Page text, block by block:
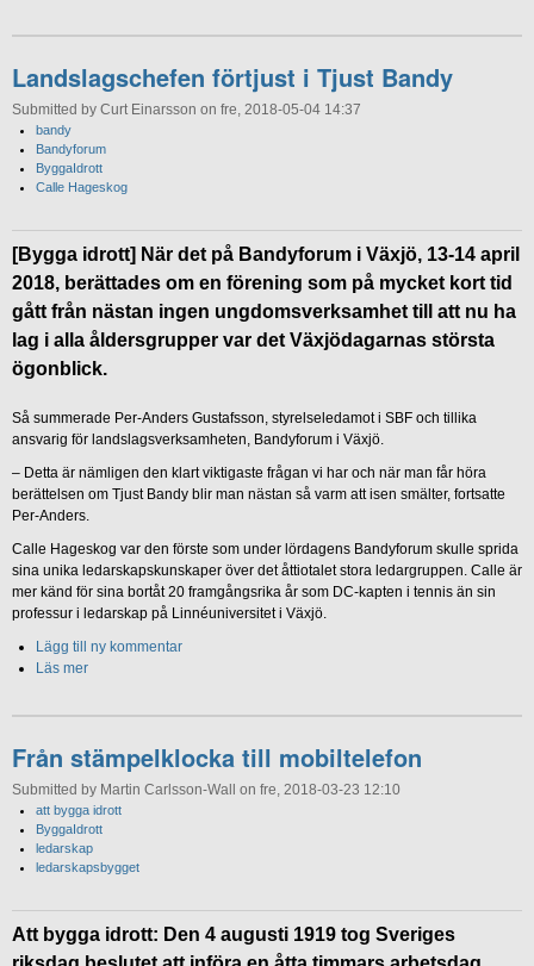
Landslagschefen förtjust i Tjust Bandy
Submitted by Curt Einarsson on fre, 2018-05-04 14:37
bandy
Bandyforum
ByggaIdrott
Calle Hageskog
[Bygga idrott] När det på Bandyforum i Växjö, 13-14 april
2018, berättades om en förening som på mycket kort tid
gått från nästan ingen ungdomsverksamhet till att nu ha
lag i alla åldersgrupper var det Växjödagarnas största
ögonblick.
Så summerade Per-Anders Gustafsson, styrelseledamot i SBF och tillika
ansvarig för landslagsverksamheten, Bandyforum i Växjö.
– Detta är nämligen den klart viktigaste frågan vi har och när man får höra
berättelsen om Tjust Bandy blir man nästan så varm att isen smälter, fortsatte
Per-Anders.
Calle Hageskog var den förste som under lördagens Bandyforum skulle sprida
sina unika ledarskapskunskaper över det åttiotalet stora ledargruppen. Calle är
mer känd för sina bortåt 20 framgångsrika år som DC-kapten i tennis än sin
professur i ledarskap på Linnéuniversitet i Växjö.
Lägg till ny kommentar
Läs mer
Från stämpelklocka till mobiltelefon
Submitted by Martin Carlsson-Wall on fre, 2018-03-23 12:10
att bygga idrott
ByggaIdrott
ledarskap
ledarskapsbygget
Att bygga idrott: Den 4 augusti 1919 tog Sveriges